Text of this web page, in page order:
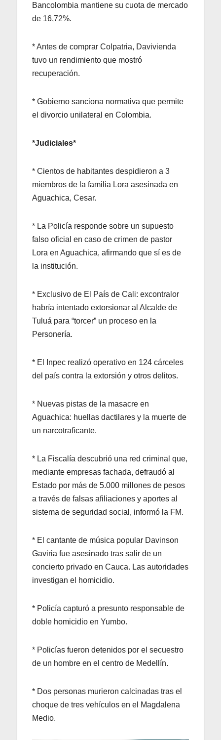
Bancolombia mantiene su cuota de mercado
de 16,72%.
* Antes de comprar Colpatria, Davivienda
tuvo un rendimiento que mostró
recuperación.
* Gobierno sanciona normativa que permite
el divorcio unilateral en Colombia.
*Judiciales*
* Cientos de habitantes despidieron a 3
miembros de la familia Lora asesinada en
Aguachica, Cesar.
* La Policía responde sobre un supuesto
falso oficial en caso de crimen de pastor
Lora en Aguachica, afirmando que sí es de
la institución.
* Exclusivo de El País de Cali: excontralor
habría intentado extorsionar al Alcalde de
Tuluá para “torcer” un proceso en la
Personería.
* El Inpec realizó operativo en 124 cárceles
del país contra la extorsión y otros delitos.
* Nuevas pistas de la masacre en
Aguachica: huellas dactilares y la muerte de
un narcotraficante.
* La Fiscalía descubrió una red criminal que,
mediante empresas fachada, defraudó al
Estado por más de 5.000 millones de pesos
a través de falsas afiliaciones y aportes al
sistema de seguridad social, informó la FM.
* El cantante de música popular Davinson
Gaviria fue asesinado tras salir de un
concierto privado en Cauca. Las autoridades
investigan el homicidio.
* Policía capturó a presunto responsable de
doble homicidio en Yumbo.
* Policías fueron detenidos por el secuestro
de un hombre en el centro de Medellín.
* Dos personas murieron calcinadas tras el
choque de tres vehículos en el Magdalena
Medio.